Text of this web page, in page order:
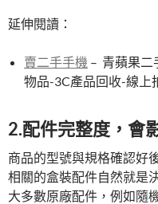
延伸閱讀：
賣二手手機 – 青蘋果二
物品-3C產品回收-線上
2.配件完整度，會
商品的型號與規格確認好
相關的盒裝配件自然就是
大多數原廠配件，例如隨